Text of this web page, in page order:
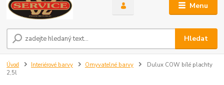
Menu
Hledat
Úvod Interiérové barvy Omyvatelné barvy
Dulux COW bílé plachty
2,5l